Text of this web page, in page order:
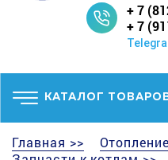
+ 7
+ 7
КАТАЛОГ
Главная >>